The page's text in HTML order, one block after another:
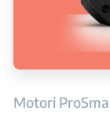
Motori